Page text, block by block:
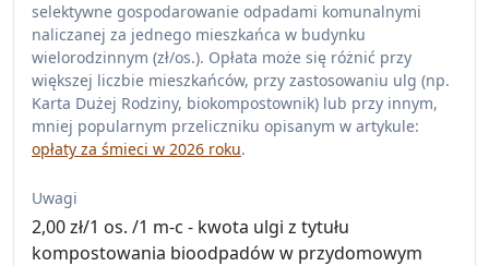
selektywne gospodarowanie odpadami komunalnymi
naliczanej za jednego mieszkańca w budynku
wielorodzinnym (zł/os.). Opłata może się różnić przy
większej liczbie mieszkańców, przy zastosowaniu ulg (np.
Karta Dużej Rodziny, biokompostownik) lub przy innym,
mniej popularnym przeliczniku opisanym w artykule:
opłaty za śmieci w 2026 roku.
Uwagi
2,00 zł/1 os. /1 m-c - kwota ulgi z tytułu
kompostowania bioodpadów w przydomowym